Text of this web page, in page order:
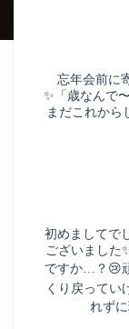
忘年会前に
✨「歳なんで
まだこれから
初めましてで
ございました
ですか…？😢
くり戻ってい
れず